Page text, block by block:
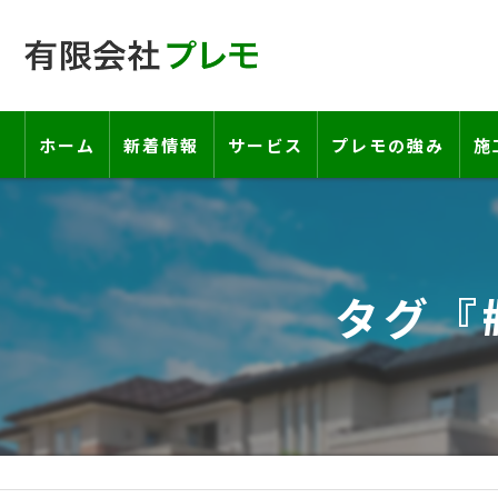
ホーム 新着情報 サービス
工事の流れ―契約書・保証書につ
お客様の声
プレモの強み 施
タグ『